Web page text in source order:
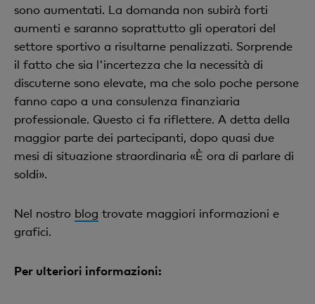
sono aumentati. La domanda non subirà forti
aumenti e saranno soprattutto gli operatori del
settore sportivo a risultarne penalizzati. Sorprende
il fatto che sia l'incertezza che la necessità di
discuterne sono elevate, ma che solo poche persone
fanno capo a una consulenza finanziaria
professionale. Questo ci fa riflettere. A detta della
maggior parte dei partecipanti, dopo quasi due
mesi di situazione straordinaria «È ora di parlare di
soldi».
Nel nostro blog trovate maggiori informazioni e
grafici.
Per ulteriori informazioni: